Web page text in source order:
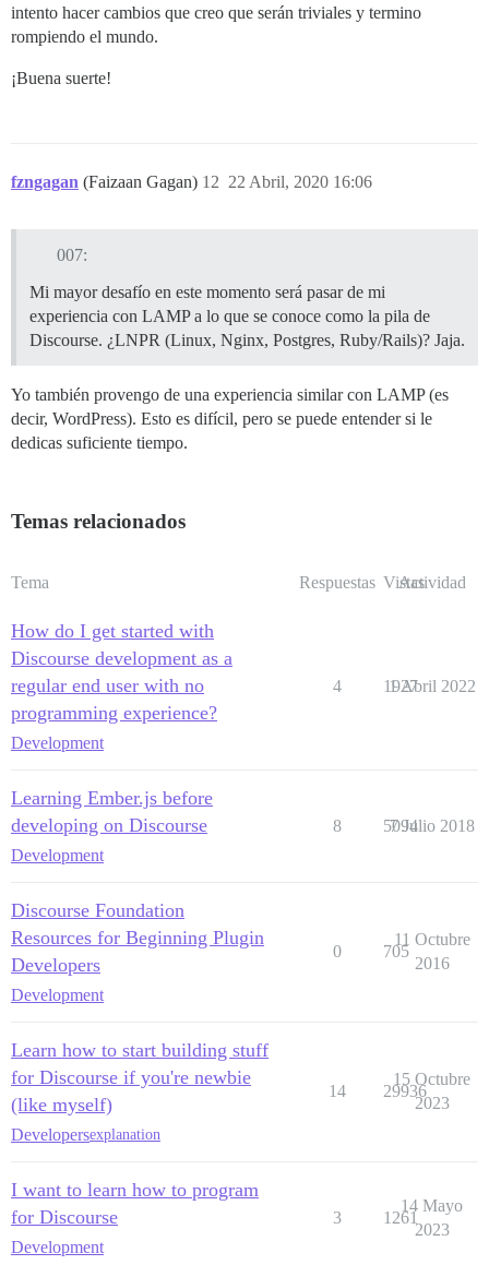
intento hacer cambios que creo que serán triviales y termino
rompiendo el mundo.
¡Buena suerte!
fzngagan (Faizaan Gagan) 22 Abril, 2020 16:06
12
007:
Mi mayor desafío en este momento será pasar de mi
experiencia con LAMP a lo que se conoce como la pila de
Discourse. ¿LNPR (Linux, Nginx, Postgres, Ruby/Rails)? Jaja.
Yo también provengo de una experiencia similar con LAMP (es
decir, WordPress). Esto es difícil, pero se puede entender si le
dedicas suficiente tiempo.
Temas relacionados
Tema Respuestas Vistas
Actividad
How do I get started with
Discourse development as a
regular end user with no
programming experience?
Development
4 1927
1 Abril 2022
Learning Ember.js before
developing on Discourse
Development
8 5094
7 Julio 2018
Discourse Foundation
Resources for Beginning Plugin
Developers
Development
0 705
11 Octubre
2016
Learn how to start building stuff
for Discourse if you're newbie
(like myself)
Developersexplanation
14 29936
15 Octubre
2023
I want to learn how to program
for Discourse
Development
3 1261
14 Mayo
2023